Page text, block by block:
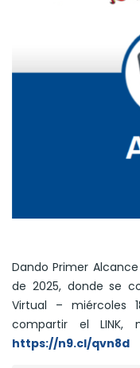
Dando Primer
de 2025, donde se
Virtual – miércoles
compartir el
https://n9.cl/qvn8d